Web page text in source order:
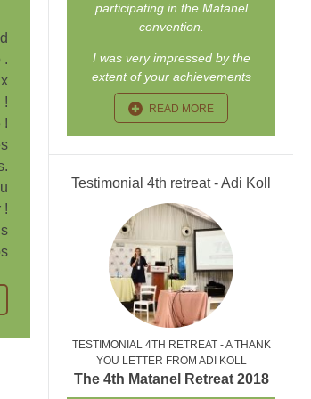
.
!
!
!
participating in the Matanel
convention.
I was very impressed by the
extent of your achievements
READ MORE
Testimonial 4th retreat - Adi Koll
TESTIMONIAL 4TH RETREAT - A THANK
YOU LETTER FROM ADI KOLL
The 4th Matanel Retreat 2018